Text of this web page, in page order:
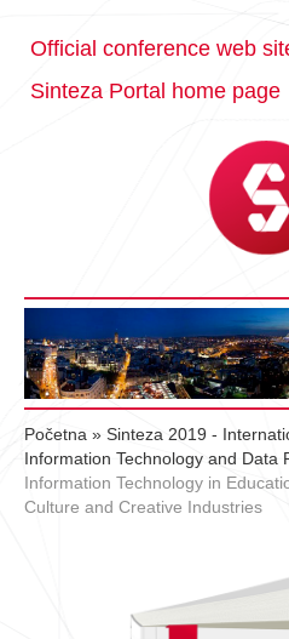
Official conference web
Sinteza Portal home page
Početna » Sinteza 2019 -
Information Technology and Data
Information Technology in
Culture and Creative Industries